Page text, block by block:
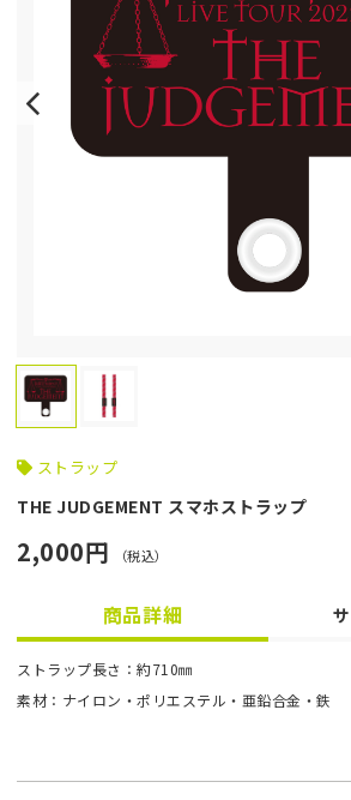
ストラップ
THE JUDGEMENT スマホストラップ
2,000円 （税込）
商品詳細
ストラップ長さ：約710㎜
素材：ナイロン・ポリエステル・亜鉛合金・鉄